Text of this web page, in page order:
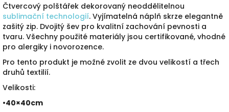
Čtvercový polštářek dekorovaný neoddělitelnou
sublimační technologií. Vyjímatelná náplň skrze elegantně
zašitý zip. Dvojitý šev pro kvalitní zachování pevnosti a
tvaru. Všechny použité materiály jsou certifikované, vhodné
pro alergiky i novorozence.
Pro tento produkt je možné zvolit ze dvou velikostí a třech
druhů textilií.
Velikosti:
•40×40cm